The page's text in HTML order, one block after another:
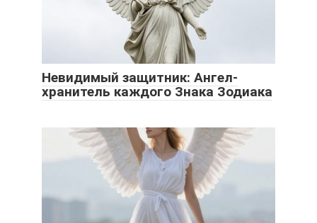
Невидимый защитник: Ангел-
хранитель каждого Знака Зодиака